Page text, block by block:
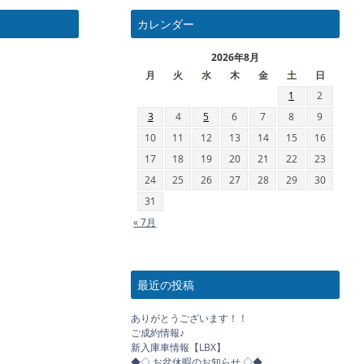
カレンダー
2026年8月
月
火 水 木 金 土
日
1
2
3
4 5 6 7 8
9
10
11 12 13 14 15
16
17
18 19 20 21 22
23
24
25 26 27 28 29
30
31
« 7月
最近の投稿
ありがとうございます！！
ご成約情報♪
新入庫車情報【LBX】